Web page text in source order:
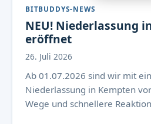
BITBUDDYS-NEWS
NEU! Niederlassung
eröffnet
26. Juli 2026
Ab 01.07.2026 sind wir mit
Niederlassung in Kempten
Wege und schnellere